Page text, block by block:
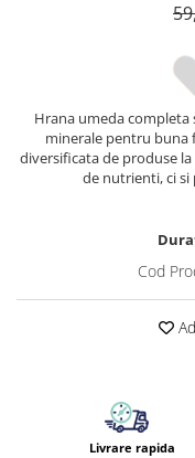
Hrana umeda
minerale pentru buna
diversificata de produse
de nutrienti, ci si
Cod
Livrare rapida